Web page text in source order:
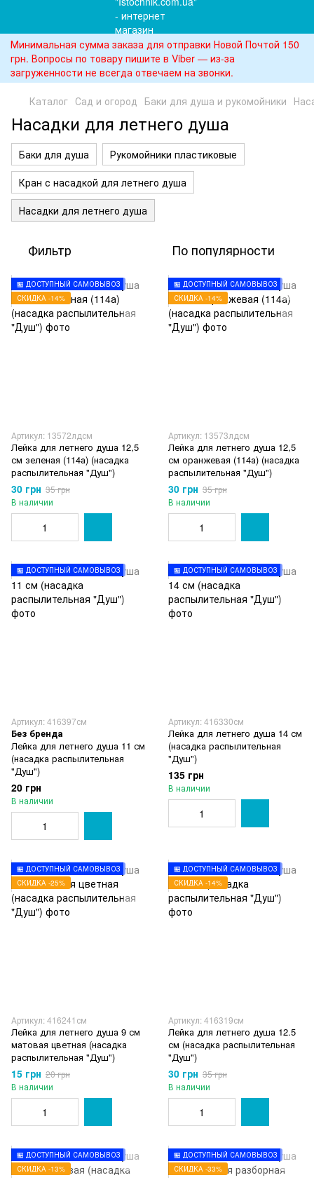
Минимальная сумма заказа для отправки Новой Почтой 150
грн. Вопросы по товару пишите в Viber — из-за
загруженности не всегда отвечаем на звонки.
Каталог Сад и огород Баки для душа и рукомойники
Насадки для летнего душа
Баки для душа
Рукомойники пластиковые
Кран с насадкой для летнего душа
Насадки для летнего душа
Фильтр По популярности
🏪 ДОСТУПНЫЙ САМОВЫВОЗ
СКИДКА -14%
Артикул: 13572лдсм
Лейка для летнего душа 12,5
см зеленая (114а) (насадка
распылительная "Душ")
30 грн 35 грн
В наличии
🏪 ДОСТУПНЫЙ САМОВЫВОЗ
СКИДКА -14%
Артикул: 13573лдсм
Лейка для летнего душа 12,5
см оранжевая (114а) (насадка
распылительная "Душ")
30 грн 35 грн
В наличии
🏪 ДОСТУПНЫЙ САМОВЫВОЗ
Артикул: 416397см
Без бренда
Лейка для летнего душа 11 см
(насадка распылительная
"Душ")
20 грн
В наличии
🏪 ДОСТУПНЫЙ САМОВЫВОЗ
Артикул: 416330см
Лейка для летнего душа 14 см
(насадка распылительная
"Душ")
135 грн
В наличии
🏪 ДОСТУПНЫЙ САМОВЫВОЗ
СКИДКА -25%
Артикул: 416241см
Лейка для летнего душа 9 см
матовая цветная (насадка
распылительная "Душ")
15 грн 20 грн
В наличии
🏪 ДОСТУПНЫЙ САМОВЫВОЗ
СКИДКА -14%
Артикул: 416319см
Лейка для летнего душа 12.5
см (насадка распылительная
"Душ")
30 грн 35 грн
В наличии
🏪 ДОСТУПНЫЙ САМОВЫВОЗ
СКИДКА -13%
🏪 ДОСТУПНЫЙ САМОВЫВОЗ
СКИДКА -33%